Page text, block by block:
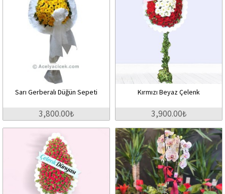
Sarı Gerberalı Düğün Sepeti
3,800.00₺
Kırmızı Beyaz Çelenk
3,900.00₺